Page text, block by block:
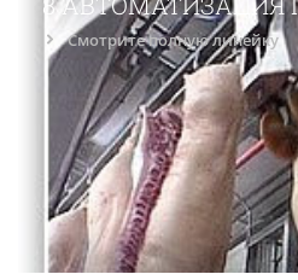
Смотрите полную линейку